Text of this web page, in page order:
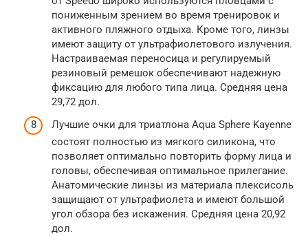
пониженным зрением во время тренировок и
активного пляжного отдыха. Кроме того, линзы
имеют защиту от ультрафиолетового излучения.
Настраиваемая переносица и регулируемый
резиновый ремешок обеспечивают надежную
фиксацию для любого типа лица. Средняя цена
29,72 дол.
Лучшие очки для триатлона Aqua Sphere Kayenne
состоят полностью из мягкого силикона, что
позволяет оптимально повторить форму лица и
головы, обеспечивая оптимальное прилегание.
Анатомические линзы из материала плексисоль
защищают от ультрафиолета и имеют большой
угол обзора без искажения. Средняя цена 20,92
дол.